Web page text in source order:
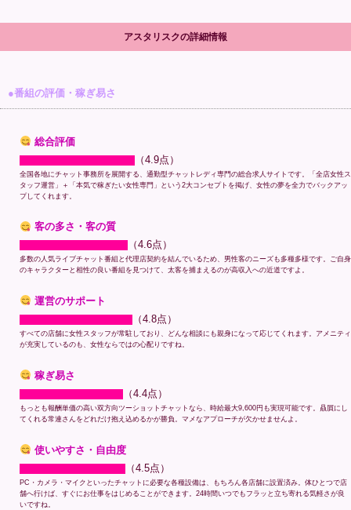
アスタリスクの詳細情報
●番組の評価・稼ぎ易さ
総合評価
（4.9点）
全国各地にチャット事務所を展開する、通勤型チャットレディ専門の総合求人サイトです。「全店女性ス
タッフ運営」＋「本気で稼ぎたい女性専門」という2大コンセプトを掲げ、女性の夢を全力でバックアッ
プしてくれます。
客の多さ・客の質
（4.6点）
多数の人気ライブチャット番組と代理店契約を結んでいるため、男性客のニーズも多種多様です。ご自身
のキャラクターと相性の良い番組を見つけて、太客を捕まえるのが高収入への近道ですよ。
運営のサポート
（4.8点）
すべての店舗に女性スタッフが常駐しており、どんな相談にも親身になって応じてくれます。アメニティ
が充実しているのも、女性ならではの心配りですね。
稼ぎ易さ
（4.4点）
もっとも報酬単価の高い双方向ツーショットチャットなら、時給最大9,600円も実現可能です。贔屓にし
てくれる常連さんをどれだけ抱え込めるかが勝負。マメなアプローチが欠かせませんよ。
使いやすさ・自由度
（4.5点）
PC・カメラ・マイクといったチャットに必要な各種設備は、もちろん各店舗に設置済み。体ひとつで店
舗へ行けば、すぐにお仕事をはじめることができます。24時間いつでもフラッと立ち寄れる気軽さが良
いですね。